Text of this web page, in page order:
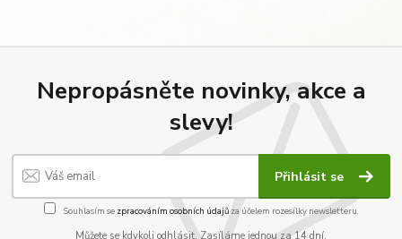
Nepropásněte novinky, akce a
slevy!
Přihlásit se
Souhlasím se zpracováním osobních údajůza účelem rozesílky newsletteru.
Můžete se kdykoli odhlásit. Zasíláme jednou za 14 dní.